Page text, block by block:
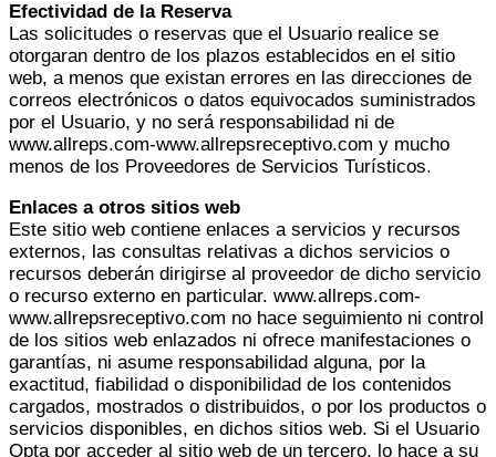
Efectividad de la Reserva
Las solicitudes o reservas que el Usuario realice se
otorgaran dentro de los plazos establecidos en el sitio
web, a menos que existan errores en las direcciones de
correos electrónicos o datos equivocados suministrados
por el Usuario, y no será responsabilidad ni de
www.allreps.com-www.allrepsreceptivo.com y mucho
menos de los Proveedores de Servicios Turísticos.
Enlaces a otros sitios web
Este sitio web contiene enlaces a servicios y recursos
externos, las consultas relativas a dichos servicios o
recursos deberán dirigirse al proveedor de dicho servicio
o recurso externo en particular. www.allreps.com-
www.allrepsreceptivo.com no hace seguimiento ni control
de los sitios web enlazados ni ofrece manifestaciones o
garantías, ni asume responsabilidad alguna, por la
exactitud, fiabilidad o disponibilidad de los contenidos
cargados, mostrados o distribuidos, o por los productos o
servicios disponibles, en dichos sitios web. Si el Usuario
Opta por acceder al sitio web de un tercero, lo hace a su